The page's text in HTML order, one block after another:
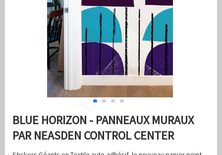
BLUE HORIZON - PANNEAUX MURAUX
PAR NEASDEN CONTROL CENTER